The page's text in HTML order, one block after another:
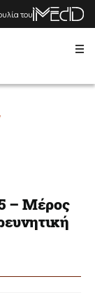
του
– Μέρος